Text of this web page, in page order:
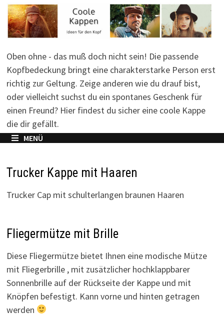
Zum
Inhalt
springen
Oben ohne - das muß doch nicht sein! Die passende
Kopfbedeckung bringt eine charakterstarke Person erst
richtig zur Geltung. Zeige anderen wie du drauf bist,
oder vielleicht suchst du ein spontanes Geschenk für
einen Freund? Hier findest du sicher eine coole Kappe
die dir gefällt.
MENÜ
Trucker Kappe mit Haaren
Trucker Cap mit schulterlangen braunen Haaren
Fliegermütze mit Brille
Diese Fliegermütze bietet Ihnen eine modische Mütze
mit Fliegerbrille , mit zusätzlicher hochklappbarer
Sonnenbrille auf der Rückseite der Kappe und mit
Knöpfen befestigt. Kann vorne und hinten getragen
werden